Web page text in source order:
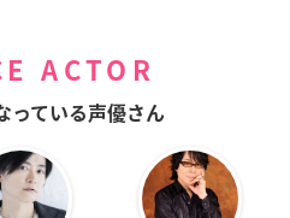
ACTOR
っている声優さん